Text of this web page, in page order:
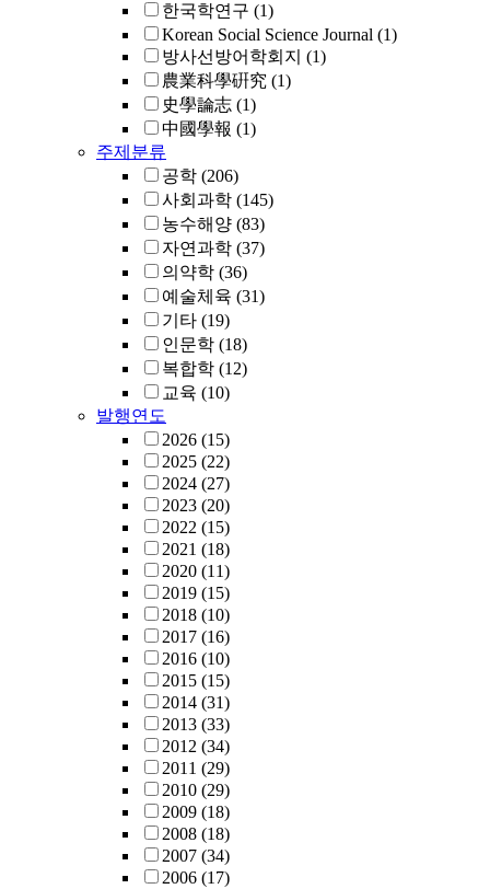
한국학연구 (1)
Korean Social Science Journal (1)
방사선방어학회지 (1)
農業科學硏究 (1)
史學論志 (1)
中國學報 (1)
주제분류
공학 (206)
사회과학 (145)
농수해양 (83)
자연과학 (37)
의약학 (36)
예술체육 (31)
기타 (19)
인문학 (18)
복합학 (12)
교육 (10)
발행연도
2026 (15)
2025 (22)
2024 (27)
2023 (20)
2022 (15)
2021 (18)
2020 (11)
2019 (15)
2018 (10)
2017 (16)
2016 (10)
2015 (15)
2014 (31)
2013 (33)
2012 (34)
2011 (29)
2010 (29)
2009 (18)
2008 (18)
2007 (34)
2006 (17)